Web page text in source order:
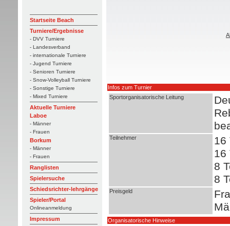
Startseite Beach
Turniere/Ergebnisse
- DVV Turniere
- Landesverband
- internationale Turniere
- Jugend Turniere
- Senioren Turniere
- Snow-Volleyball Turniere
- Sonstige Turniere
- Mixed Turniere
Aktuelle Turniere
Laboe
- Männer
- Frauen
Borkum
- Männer
- Frauen
Ranglisten
Spielersuche
Schiedsrichter-lehrgänge
Spieler/Portal
Onlineanmeldung
Impressum
Infos zum Turnier
Sportorganisatorische Leitung
Teilnehmer
16
16
8
8
Preisgeld
Organisatorische Hinweise